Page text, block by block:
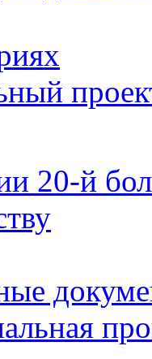
20-й